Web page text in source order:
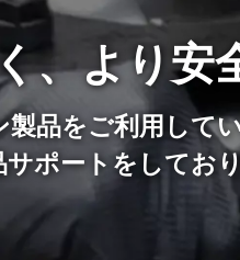
、より安
品をご利用して
サポートをしてお